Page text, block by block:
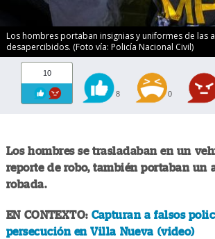
Los hombres portaban insignias y uniformes de las
desapercibidos. (Foto vía: Policía Nacional Civil)
10
8 0
Los hombres se trasladaban en un
reporte de robo, también portaban un
robada.
EN CONTEXTO: Capturan a falsos
persecución en Villa Nueva (video)